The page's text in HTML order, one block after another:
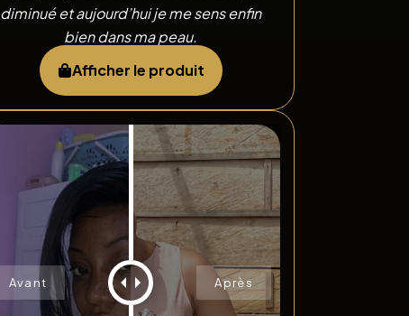
diminué et aujourd’hui je me sens enfin
bien dans ma peau.
Afficher le produit